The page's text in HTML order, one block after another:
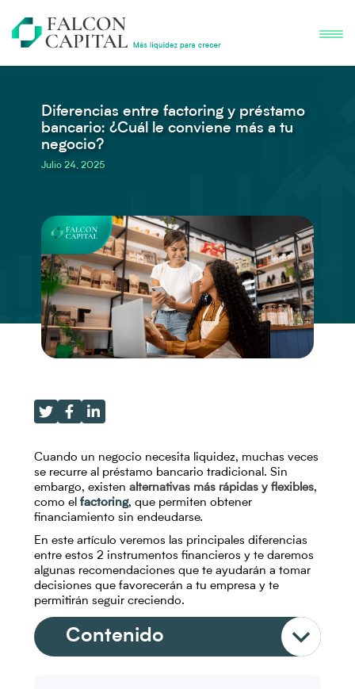
Diferencias entre factoring y préstamo
bancario: ¿Cuál le conviene más a tu
negocio?
Julio 24, 2025
Cuando un negocio necesita liquidez, muchas veces
se recurre al préstamo bancario tradicional. Sin
embargo, existen alternativas más rápidas y flexibles,
como el factoring, que permiten obtener
financiamiento sin endeudarse.
En este artículo veremos las principales diferencias
entre estos 2 instrumentos financieros y te daremos
algunas recomendaciones que te ayudarán a tomar
decisiones que favorecerán a tu empresa y te
permitirán seguir creciendo.
Contenido